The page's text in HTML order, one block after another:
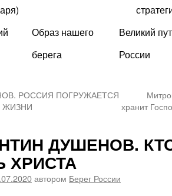
Образ нашего
берега
Великий
России
РОССИЯ ПОГРУЖАЕТСЯ
ЖИЗНИ
хранит
ДУШЕНОВ.
ХРИСТА
автором Берег России